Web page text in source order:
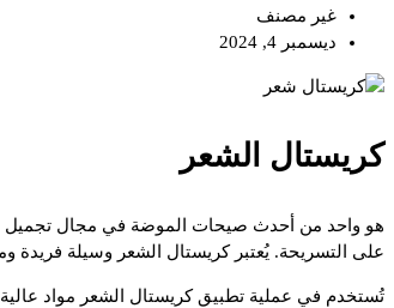
غير مصنف
ديسمبر 4, 2024
كريستال الشعر
هو واحد من أحدث صيحات الموضة في مجال تجميل
على التسريحة. يُعتبر كريستال الشعر وسيلة فريدة
تُستخدم في عملية تطبيق كريستال الشعر مواد